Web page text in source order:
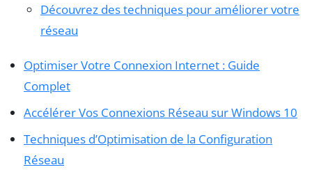
Découvrez des techniques pour améliorer votre
réseau
Optimiser Votre Connexion Internet : Guide
Complet
Accélérer Vos Connexions Réseau sur Windows 10
Techniques d’Optimisation de la Configuration
Réseau